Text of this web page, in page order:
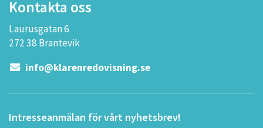
Kontakta oss
Laurusgatan 6
272 38 Brantevik
info@klarenredovisning.se
Intresseanmälan för vårt nyhetsbrev!